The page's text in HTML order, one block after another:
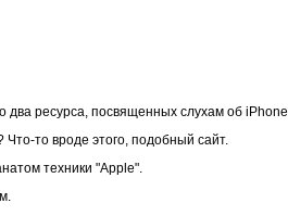
два ресурса, посвященных слухам об iPhone.
то вроде этого, подобный сайт.
техники "Apple".